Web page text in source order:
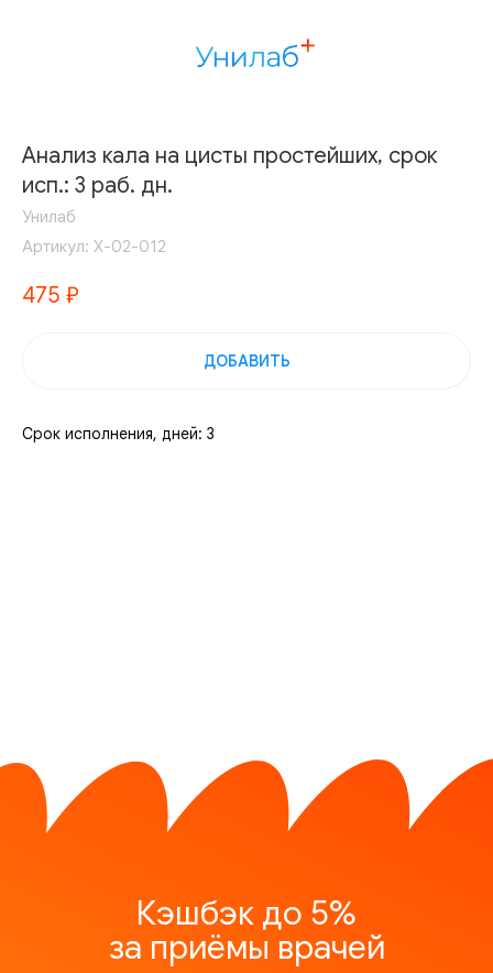
Анализ кала на цисты простейших, срок
исп.: 3 раб. дн.
Унилаб
Артикул: Х-02-012
475 ₽
ДОБАВИТЬ
Срок исполнения, дней: 3
Кэшбэк до 5%
за приёмы врачей